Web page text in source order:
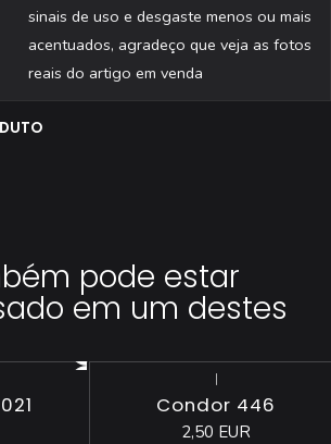
sinais de uso e desgaste menos ou mais
acentuados, agradeço que veja as fotos
reais do artigo em venda
pode estar
em um destes
|
Condor 446
2,50 EUR